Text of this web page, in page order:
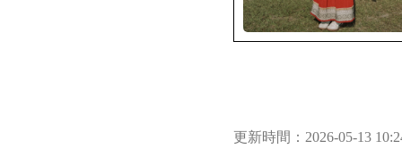
更新時間：2026-05-13